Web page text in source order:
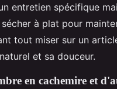
entretien spécifique
à plat pour
tout miser sur un
et sa douceur.
en cachemire et